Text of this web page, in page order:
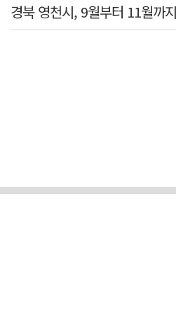
경북 영천시, 9월부터 11월까